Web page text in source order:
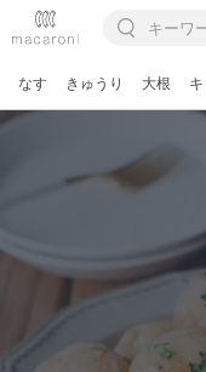
なす きゅうり 大根